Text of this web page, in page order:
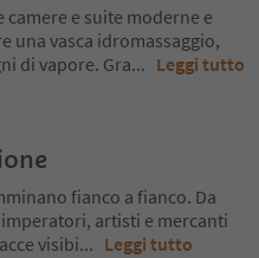
camere e suite moderne e
una vasca idromassaggio,
di vapore. Gra... Leggi tutto
fianco a fianco. Da
artisti e mercanti
visibi... Leggi tutto